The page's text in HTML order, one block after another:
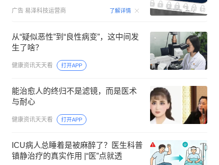
广告 易泽科技运营商 了解详情 00:15
从“疑似恶性”到“良性病变”，这中间发
生了啥？
健康资讯天天看 打开APP
能治愈人的终归不是滤镜，而是医术
与耐心
健康资讯天天看 打开APP
ICU病人总睡着是被麻醉了？医生科普
镇静治疗的真实作用 |“医”点就透